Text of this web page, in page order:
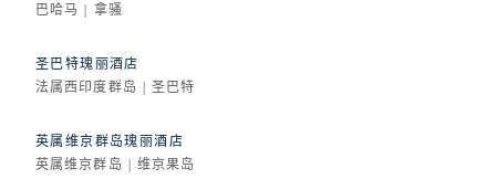
巴哈马 | 拿骚
圣巴特瑰丽酒店
法属西印度群岛 | 圣巴特
英属维京群岛瑰丽酒店
英属维京群岛 | 维京果岛